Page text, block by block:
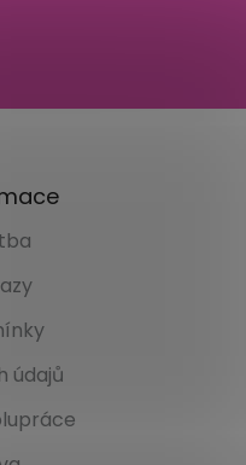
údajů